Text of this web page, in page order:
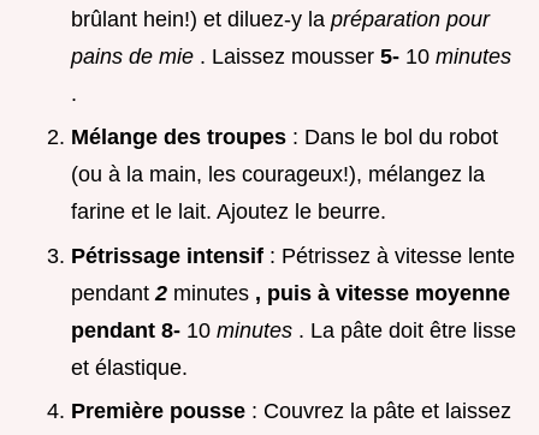
brûlant hein!) et diluez-y la préparation pour
pains de mie . Laissez mousser 5- 10 minutes
.
Mélange des troupes : Dans le bol du robot
(ou à la main, les courageux!), mélangez la
farine et le lait. Ajoutez le beurre.
Pétrissage intensif : Pétrissez à vitesse lente
pendant 2 minutes , puis à vitesse moyenne
pendant 8- 10 minutes . La pâte doit être lisse
et élastique.
Première pousse : Couvrez la pâte et laissez